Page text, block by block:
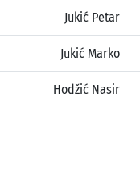
Jukić Petar
Jukić Marko
Hodžić Nasir